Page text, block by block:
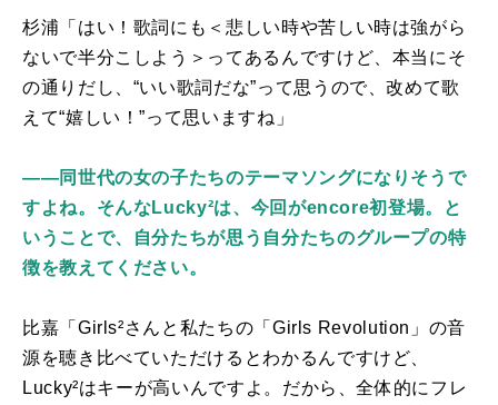
杉浦「はい！歌詞にも＜悲しい時や苦しい時は強がら
ないで半分こしよう＞ってあるんですけど、本当にそ
の通りだし、“いい歌詞だな”って思うので、改めて歌
えて“嬉しい！”って思いますね」
――同世代の女の子たちのテーマソングになりそうで
すよね。そんなLucky²は、今回がencore初登場。と
いうことで、自分たちが思う自分たちのグループの特
徴を教えてください。
比嘉「 Girls²さんと私たちの「 Girls Revolution 」の音
源を聴き比べていただけるとわかるんですけど、
Lucky²はキーが高いんですよ。だから、全体的にフレ